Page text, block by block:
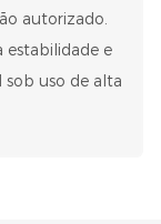
autorizado.
estabilidade e
uso de alta